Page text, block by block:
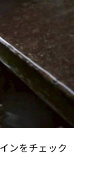
ンをチェック